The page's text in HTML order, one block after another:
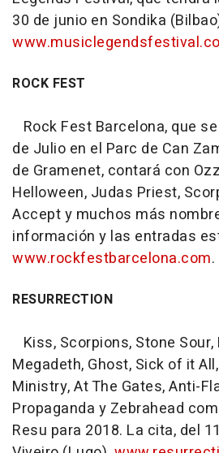
30 de junio en Sondika
ROCK FEST
Rock Fest Barcelona, que
de Julio en el Parc de Can
de Gramenet, contará con
Helloween, Judas Priest,
Accept y muchos más
información y las entradas
www.rockfestbarcelona.com.
RESURRECTION
Kiss, Scorpions, Stone
Megadeth, Ghost, Sick of it
Ministry, At The Gates, Anti-
Propaganda y Zebrahead
Resu para 2018. La cita, del